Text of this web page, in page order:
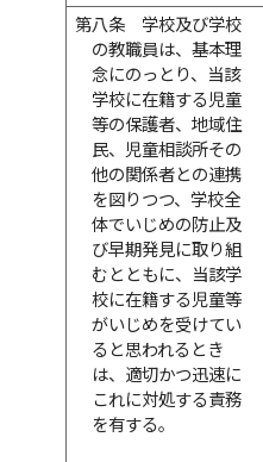
第八条
学校及び学校
の教職員は、基本理
念にのっとり、当該
学校に在籍する児童
等の保護者、地域住
民、児童相談所その
他の関係者との連携
を図りつつ、学校全
体でいじめの防止及
び早期発見に取り組
むとともに、当該学
校に在籍する児童等
がいじめを受けてい
ると思われるとき
は、適切かつ迅速に
これに対処する責務
を有する。